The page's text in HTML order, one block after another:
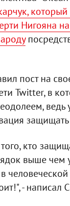
который
Нигояна
пост на
Twitter, в
ведь
кто
выше чем
- написал